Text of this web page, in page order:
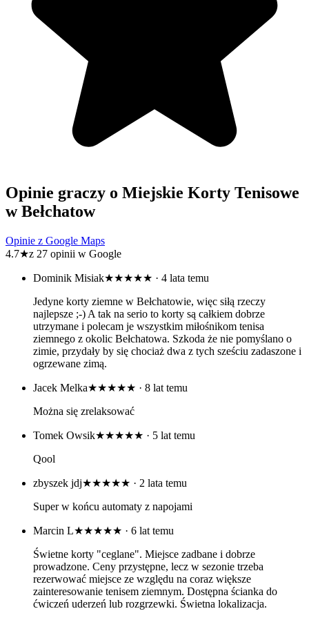
Opinie graczy o Miejskie Korty Tenisowe
w Bełchatow
Opinie z Google Maps
4.7★z 27 opinii w Google
Dominik Misiak★★★★★ · 4 lata temu
Jedyne korty ziemne w Bełchatowie, więc siłą rzeczy
najlepsze ;-) A tak na serio to korty są całkiem dobrze
utrzymane i polecam je wszystkim miłośnikom tenisa
ziemnego z okolic Bełchatowa. Szkoda że nie pomyślano o
zimie, przydały by się chociaż dwa z tych sześciu zadaszone i
ogrzewane zimą.
Jacek Melka★★★★★ · 8 lat temu
Można się zrelaksować
Tomek Owsik★★★★★ · 5 lat temu
Qool
zbyszek jdj★★★★★ · 2 lata temu
Super w końcu automaty z napojami
Marcin L★★★★★ · 6 lat temu
Świetne korty "ceglane". Miejsce zadbane i dobrze
prowadzone. Ceny przystępne, lecz w sezonie trzeba
rezerwować miejsce ze względu na coraz większe
zainteresowanie tenisem ziemnym. Dostępna ścianka do
ćwiczeń uderzeń lub rozgrzewki. Świetna lokalizacja.